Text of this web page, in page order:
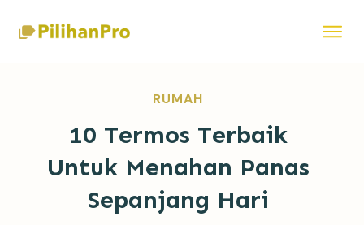
RUMAH
10 Termos Terbaik
Untuk Menahan Panas
Sepanjang Hari